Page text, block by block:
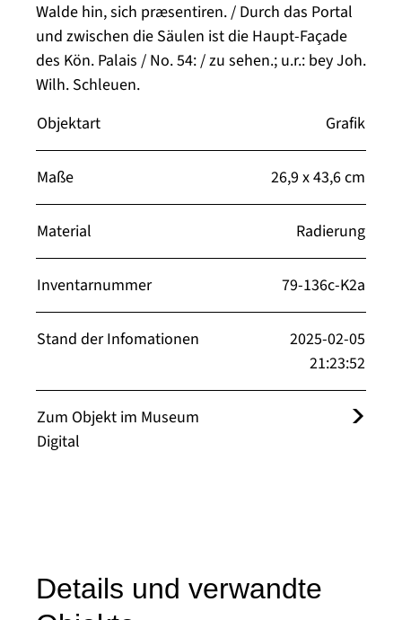
Walde hin, sich præsentiren. / Durch das Portal
und zwischen die Säulen ist die Haupt-Façade
des Kön. Palais / No. 54: / zu sehen.; u.r.: bey Joh.
Wilh. Schleuen.
Objektart
Grafik
Maße 26,9 x 43,6 cm
Material Radierung
Inventarnummer 79-136c-K2a
Stand der Infomationen
2025-02-05
21:23:52
Zum Objekt im Museum
Digital
Details und verwandte